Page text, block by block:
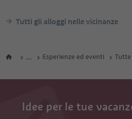
Tutti gli alloggi nelle vicinanze
... Esperienze ed eventi Tutte
Idee per le tue